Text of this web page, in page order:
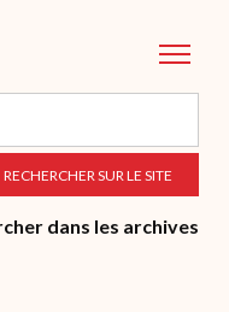
dans les archives